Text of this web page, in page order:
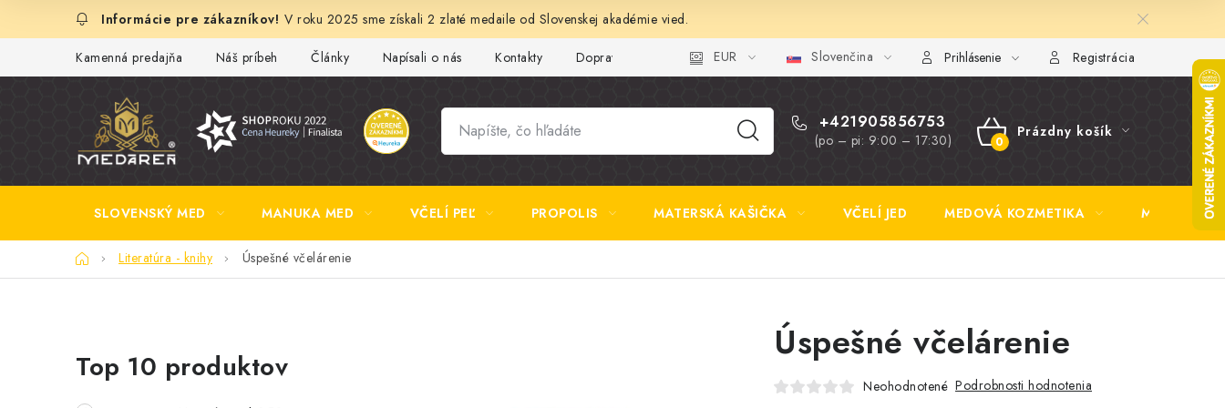
V roku 2025 sme získali 2 zlaté medaile od Slovenskej akadémie vied.
Kamenná predajňa Náš príbeh Články Napísali o nás Kontakty Doprava a platba Najčastejšie otázky FAQ Fotogaléria Obchodné podmienky Ochrana
EUR Slovenčina Prihlásenie Registrácia
+421905856753
(po – pi: 9:00 – 17:30)
NÁKUPNÝ
KOŠÍK
Prázdny košík
SLOVENSKÝ MED MANUKA MED VČELÍ PEĽ PROPOLIS MATERSKÁ KAŠIČKA VČELÍ JED MEDOVÁ KOZMETIKA MEDOVINA
DomovLiteratúra - knihy Úspešné včelárenie
o
Top 10 produktov
Úspešné včelárenie
Neohodnotené Podrobnosti hodnotenia